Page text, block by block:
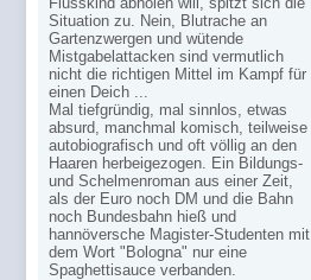
Situation zu. Nein, Blutrache an
Gartenzwergen und wütende
Mistgabelattacken sind vermutlich
nicht die richtigen Mittel im Kampf für
einen Deich ...
Mal tiefgründig, mal sinnlos, etwas
absurd, manchmal komisch, teilweise
autobiografisch und oft völlig an den
Haaren herbeigezogen. Ein Bildungs-
und Schelmenroman aus einer Zeit,
als der Euro noch DM und die Bahn
noch Bundesbahn hieß und
hannöversche Magister-Studenten mit
dem Wort "Bologna" nur eine
Spaghettisauce verbanden.